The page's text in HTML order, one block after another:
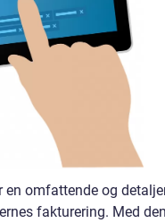
en omfattende og
fakturering. Med